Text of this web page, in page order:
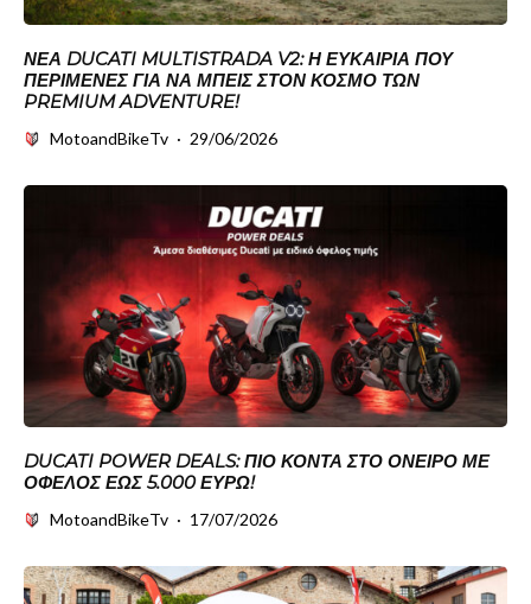
ΝΈΑ DUCATI MULTISTRADA V2: Η ΕΥΚΑΙΡΊΑ ΠΟΥ
ΠΕΡΊΜΕΝΕΣ ΓΙΑ ΝΑ ΜΠΕΙΣ ΣΤΟΝ ΚΌΣΜΟ ΤΩΝ
PREMIUM ADVENTURE!
MotoandBikeTv · 29/06/2026
DUCATI POWER DEALS: ΠΙΟ ΚΟΝΤΆ ΣΤΟ ΌΝΕΙΡΟ ΜΕ
ΌΦΕΛΟΣ ΈΩΣ 5.000 ΕΥΡΏ!
MotoandBikeTv · 17/07/2026